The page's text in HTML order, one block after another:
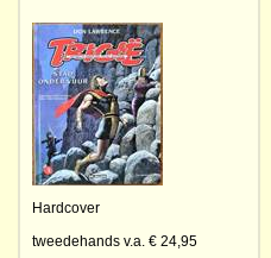
Hardcover
tweedehands v.a. € 24,95